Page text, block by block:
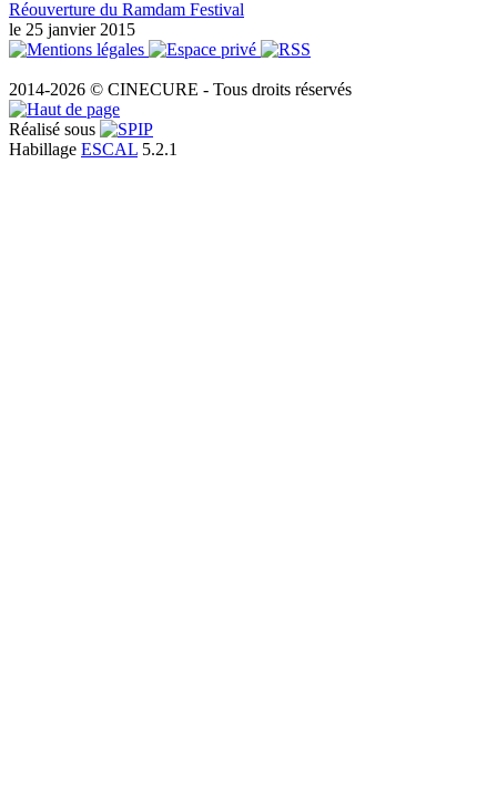
Réouverture du Ramdam Festival
le 25 janvier 2015
2014-2026 © CINECURE - Tous droits réservés
Réalisé sous
Habillage ESCAL 5.2.1